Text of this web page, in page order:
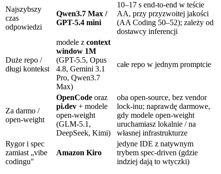
Najszybszy
czas
odpowiedzi
Qwen3.7 Max /
GPT-5.4 mini
10–17 s end-to-end w teście
AA, przy przyzwoitej jakości
(AA Coding 50–52); zależy od
dostawcy inferencji
Duże repo /
długi kontekst
modele z context
window 1M
(GPT-5.5, Opus
4.8, Gemini 3.1
Pro, Qwen3.7
Max)
całe repo w jednym promptcie
Za darmo /
open-weight
OpenCode oraz
pi.dev + modele
open-weight
(GLM-5.1,
DeepSeek, Kimi)
oba open-source, bez vendor
lock-inu; naprawdę darmowe,
gdy modele open-weight
uruchamiasz lokalnie / na
własnej infrastrukturze
Rygor i spec
zamiast „vibe
codingu"
Amazon Kiro
jedyne IDE z natywnym
trybem spec-driven (gdzie
indziej dają to wtyczki)